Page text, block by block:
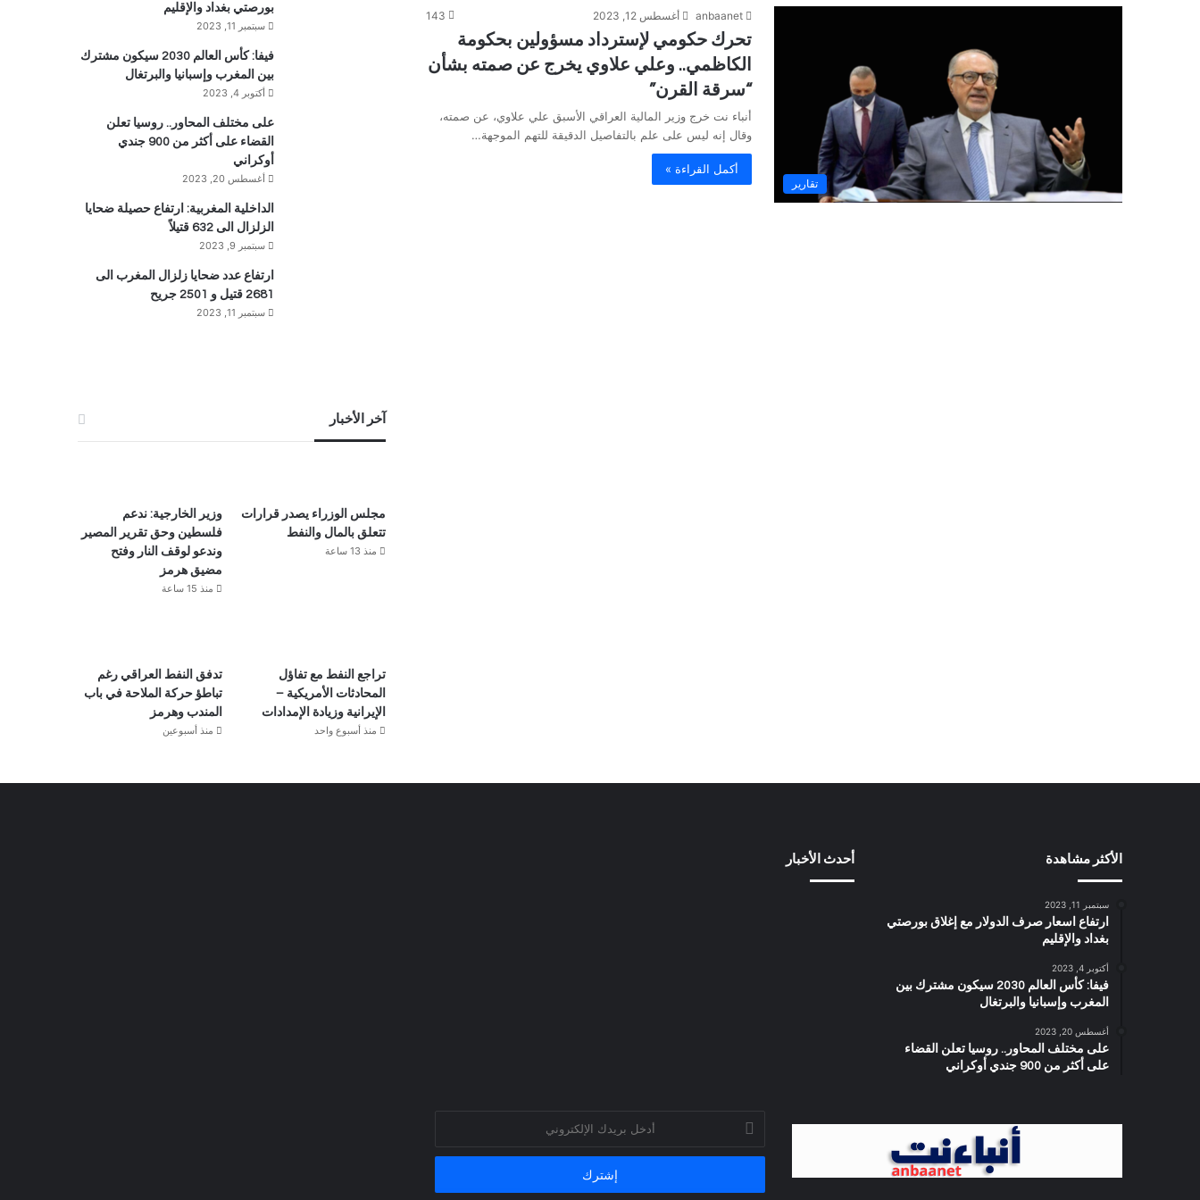
تقارير
anbaanet أغسطس 12, 2023 143
تحرك حكومي لإسترداد مسؤولين بحكومة
الكاظمي.. وعلي علاوي يخرج عن صمته بشأن
“سرقة القرن”
أنباء نت خرج وزير المالية العراقي الأسبق علي علاوي، عن صمته،
وقال إنه ليس على علم بالتفاصيل الدقيقة للتهم الموجهة…
أكمل القراءة »
بورصتي بغداد والإقليم
سبتمبر 11, 2023
فيفا: كأس العالم 2030 سيكون مشترك
بين المغرب وإسبانيا والبرتغال
أكتوبر 4, 2023
على مختلف المحاور.. روسيا تعلن
القضاء على أكثر من 900 جندي
أوكراني
أغسطس 20, 2023
الداخلية المغربية: ارتفاع حصيلة ضحايا
الزلزال الى 632 قتيلاً
سبتمبر 9, 2023
ارتفاع عدد ضحايا زلزال المغرب الى
2681 قتيل و 2501 جريح
سبتمبر 11, 2023
آخر الأخبار
مجلس الوزراء يصدر قرارات
تتعلق بالمال والنفط
منذ 13 ساعة
وزير الخارجية: ندعم
فلسطين وحق تقرير المصير
وندعو لوقف النار وفتح
مضيق هرمز
منذ 15 ساعة
تراجع النفط مع تفاؤل
المحادثات الأمريكية –
الإيرانية وزيادة الإمدادات
منذ أسبوع واحد
تدفق النفط العراقي رغم
تباطؤ حركة الملاحة في باب
المندب وهرمز
منذ أسبوعين
الأكثر مشاهدة
سبتمبر 11, 2023
ارتفاع اسعار صرف الدولار مع إغلاق بورصتي
بغداد والإقليم
أكتوبر 4, 2023
فيفا: كأس العالم 2030 سيكون مشترك بين
المغرب وإسبانيا والبرتغال
أغسطس 20, 2023
على مختلف المحاور.. روسيا تعلن القضاء
على أكثر من 900 جندي أوكراني
أحدث الأخبار
أدخل
بريدك
الإلكتروني